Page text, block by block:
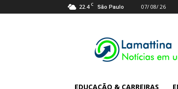
22.4 C São Paulo 07/ 08/ 26
Digital
News
EDUCAÇÃO & CARREIRAS